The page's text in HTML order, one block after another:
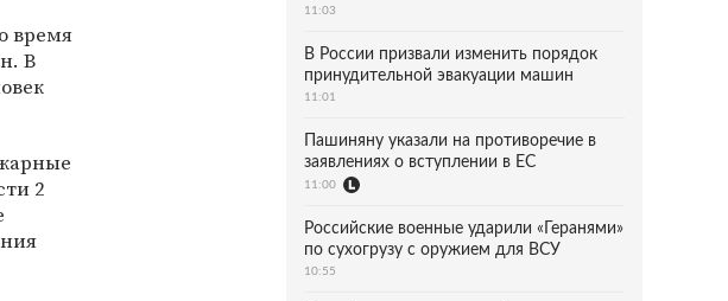
время
В
2
11:03
В России призвали изменить порядок
принудительной эвакуации машин
11:01
Пашиняну указали на противоречие в
заявлениях о вступлении в ЕС
11:00
Российские военные ударили «Геранями»
по сухогрузу с оружием для ВСУ
10:55